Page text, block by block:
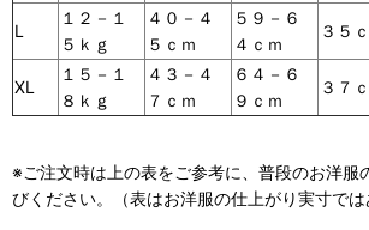
L
１２－１
５ｋｇ
４０－４
５ｃｍ
５９－６
４ｃｍ
３５
XL
１５－１
８ｋｇ
４３－４
７ｃｍ
６４－６
９ｃｍ
３７
※ご注文時は上の表をご参考に、普段のお洋服
びください。（表はお洋服の仕上がり実寸では